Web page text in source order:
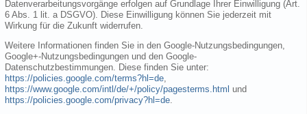
Datenverarbeitungsvorgänge erfolgen auf Grundlage Ihrer Einwilligung (Art.
6 Abs. 1 lit. a DSGVO). Diese Einwilligung können Sie jederzeit mit
Wirkung für die Zukunft widerrufen.
Weitere Informationen finden Sie in den Google-Nutzungsbedingungen,
Google+-Nutzungsbedingungen und den Google-
Datenschutzbestimmungen. Diese finden Sie unter:
https://policies.google.com/terms?hl=de,
https://www.google.com/intl/de/+/policy/pagesterms.html und
https://policies.google.com/privacy?hl=de.